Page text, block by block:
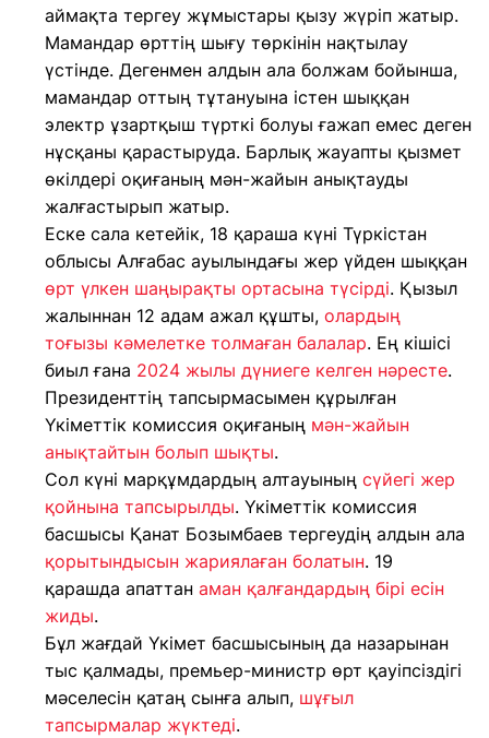
аймақта тергеу жұмыстары қызу жүріп жатыр.
Мамандар өрттің шығу төркінін нақтылау
үстінде. Дегенмен алдын ала болжам бойынша,
мамандар оттың тұтануына істен шыққан
электр ұзартқыш түрткі болуы ғажап емес деген
нұсқаны қарастыруда. Барлық жауапты қызмет
өкілдері оқиғаның мән-жайын анықтауды
жалғастырып жатыр.
Еске сала кетейік, 18 қараша күні Түркістан
облысы Алғабас ауылындағы жер үйден шыққан
өрт үлкен шаңырақты ортасына түсірді. Қызыл
жалыннан 12 адам ажал құшты, олардың
тоғызы кәмелетке толмаған балалар. Ең кішісі
биыл ғана 2024 жылы дүниеге келген нәресте.
Президенттің тапсырмасымен құрылған
Үкіметтік комиссия оқиғаның мән-жайын
анықтайтын болып шықты.
Сол күні марқұмдардың алтауының сүйегі жер
қойнына тапсырылды. Үкіметтік комиссия
басшысы Қанат Бозымбаев тергеудің алдын ала
қорытындысын жариялаған болатын. 19
қарашда апаттан аман қалғандардың бірі есін
жиды.
Бұл жағдай Үкімет басшысының да назарынан
тыс қалмады, премьер-министр өрт қауіпсіздігі
мәселесін қатаң сынға алып, шұғыл
тапсырмалар жүктеді.